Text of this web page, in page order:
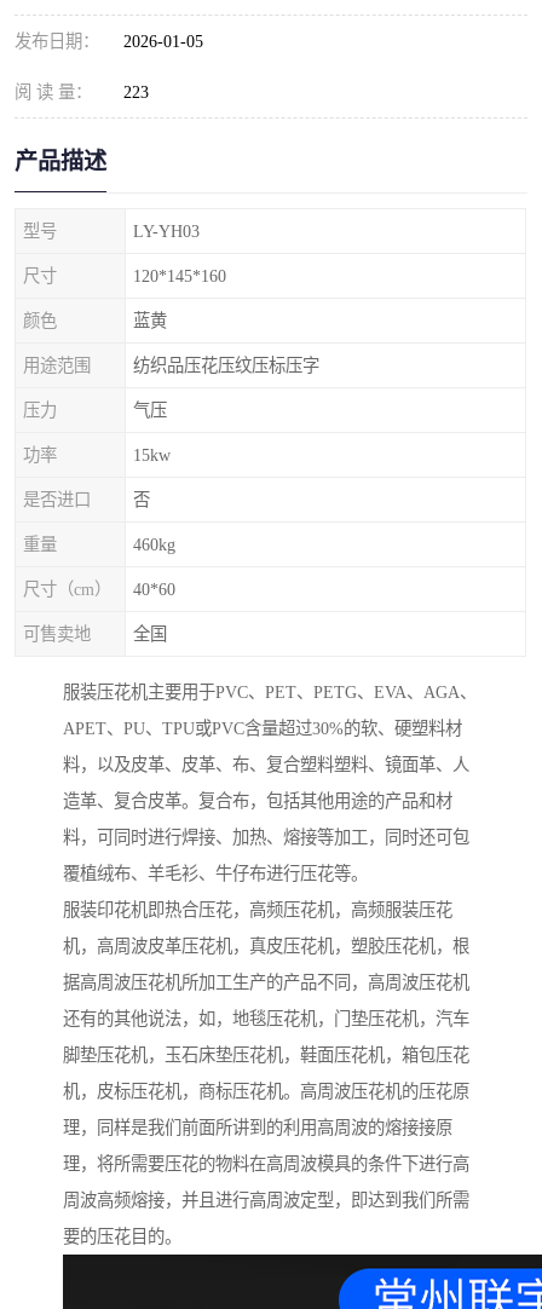
发布日期： 2026-01-05
阅 读 量： 223
产品描述
型号 LY-YH03
尺寸 120*145*160
颜色 蓝黄
用途范围 纺织品压花压纹压标压字
压力 气压
功率 15kw
是否进口 否
重量 460kg
尺寸（cm） 40*60
可售卖地 全国
服装压花机主要用于PVC、PET、PETG、EVA、AGA、
APET、PU、TPU或PVC含量超过30%的软、硬塑料材
料，以及皮革、皮革、布、复合塑料塑料、镜面革、人
造革、复合皮革。复合布，包括其他用途的产品和材
料，可同时进行焊接、加热、熔接等加工，同时还可包
覆植绒布、羊毛衫、牛仔布进行压花等。
服装印花机即热合压花，高频压花机，高频服装压花
机，高周波皮革压花机，真皮压花机，塑胶压花机，根
据高周波压花机所加工生产的产品不同，高周波压花机
还有的其他说法，如，地毯压花机，门垫压花机，汽车
脚垫压花机，玉石床垫压花机，鞋面压花机，箱包压花
机，皮标压花机，商标压花机。高周波压花机的压花原
理，同样是我们前面所讲到的利用高周波的熔接接原
理，将所需要压花的物料在高周波模具的条件下进行高
周波高频熔接，并且进行高周波定型，即达到我们所需
要的压花目的。